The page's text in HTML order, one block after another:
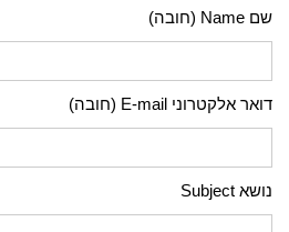
שם Name (חובה)
דואר אלקטרוני E-mail (חובה)
נושא Subject